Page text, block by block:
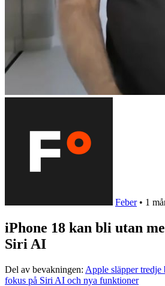
Feber • 1
iPhone 18 kan bli utan
Siri AI
Del av bevakningen: Apple släpper tredje
fokus på Siri AI och nya funktioner